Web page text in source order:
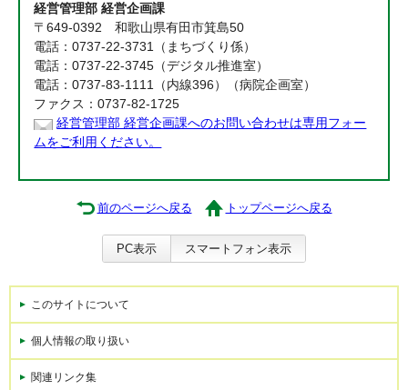
経営管理部 経営企画課
〒649-0392 和歌山県有田市箕島50
電話：0737-22-3731（まちづくり係）
電話：0737-22-3745（デジタル推進室）
電話：0737-83-1111（内線396）（病院企画室）
ファクス：0737-82-1725
経営管理部 経営企画課へのお問い合わせは専用フォー
ムをご利用ください。
前のページへ戻る トップページへ戻る
PC表示 スマートフォン表示
このサイトについて
個人情報の取り扱い
関連リンク集